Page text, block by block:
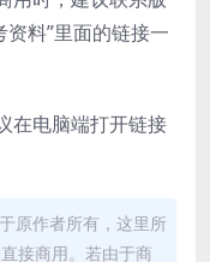
料”里面的链接一
在电脑端打开链接
原作者所有，这里所
接商用。若由于商